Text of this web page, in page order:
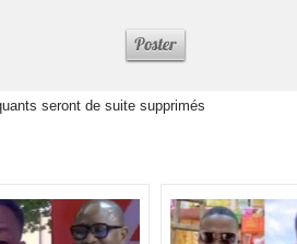
seront de suite supprimés